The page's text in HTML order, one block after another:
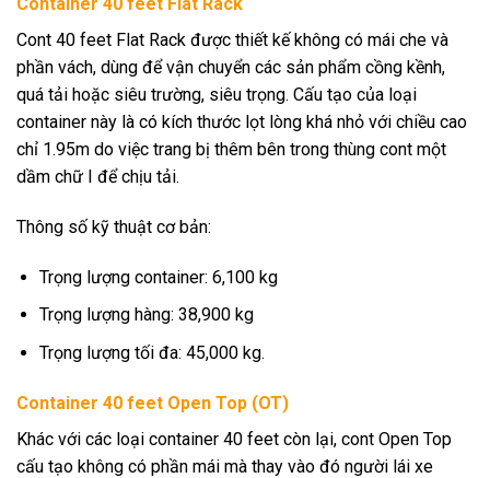
Cont 40 feet Flat Rack được thiết kế không có mái che và
phần vách, dùng để vận chuyển các sản phẩm cồng kềnh,
quá tải hoặc siêu trường, siêu trọng. Cấu tạo của loại
container này là có kích thước lọt lòng khá nhỏ với chiều cao
chỉ 1.95m do việc trang bị thêm bên trong thùng cont một
dầm chữ I để chịu tải.
Thông số kỹ thuật cơ bản:
Trọng lượng container: 6,100 kg
Trọng lượng hàng: 38,900 kg
Trọng lượng tối đa: 45,000 kg.
Container 40 feet Open Top (OT)
Khác với các loại container 40 feet còn lại, cont Open Top
cấu tạo không có phần mái mà thay vào đó người lái xe